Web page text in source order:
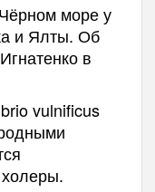
море у
и Ялты. Об
в
vulnificus